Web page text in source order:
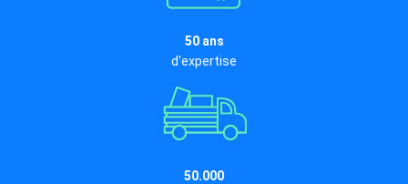
50 ans
d'expertise
50.000